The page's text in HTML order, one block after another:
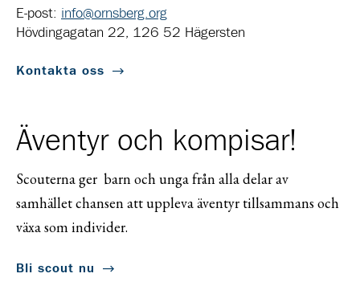
E-post: info@ornsberg.org
Hövdingagatan 22, 126 52 Hägersten
Kontakta oss
Äventyr och kompisar!
Scouterna ger barn och unga från alla delar av
samhället chansen att uppleva äventyr tillsammans och
växa som individer.
Bli scout nu